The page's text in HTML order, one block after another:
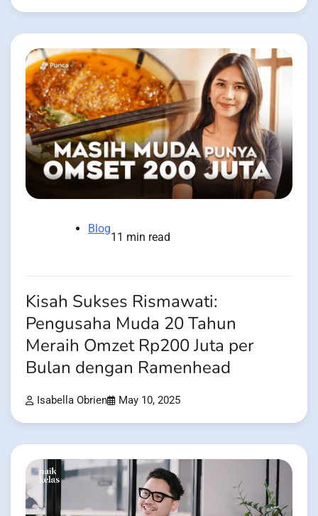
Blog
11 min read
Kisah Sukses Rismawati:
Pengusaha Muda 20 Tahun
Meraih Omzet Rp200 Juta per
Bulan dengan Ramenhead
Isabella Obrien May 10, 2025